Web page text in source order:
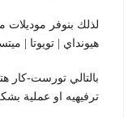
لذلك بنوفر موديلات
هيونداي | تويوتا |
بالتالي تورست-كار
ترفيهيه او عملية بشكل